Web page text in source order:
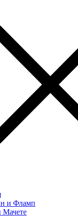
и Фламп
Мачете